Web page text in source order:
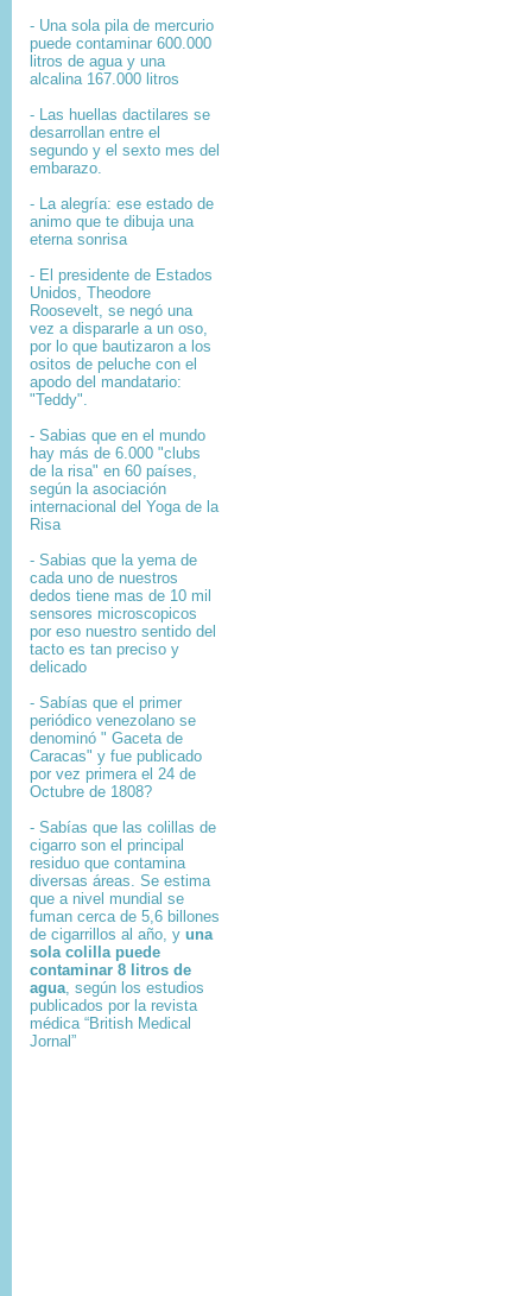
- Una sola pila de mercurio
puede contaminar 600.000
litros de agua y una
alcalina 167.000 litros
- Las huellas dactilares se
desarrollan entre el
segundo y el sexto mes del
embarazo.
- La alegría: ese estado de
animo que te dibuja una
eterna sonrisa
- El presidente de Estados
Unidos, Theodore
Roosevelt, se negó una
vez a dispararle a un oso,
por lo que bautizaron a los
ositos de peluche con el
apodo del mandatario:
"Teddy".
- Sabias que en el mundo
hay más de 6.000 "clubs
de la risa" en 60 países,
según la asociación
internacional del Yoga de la
Risa
- Sabias que la yema de
cada uno de nuestros
dedos tiene mas de 10 mil
sensores microscopicos
por eso nuestro sentido del
tacto es tan preciso y
delicado
- Sabías que el primer
periódico venezolano se
denominó " Gaceta de
Caracas" y fue publicado
por vez primera el 24 de
Octubre de 1808?
- Sabías que l as colillas de
cigarro son el principal
residuo que contamina
diversas áreas. Se estima
que a nivel mundial se
fuman cerca de 5,6 billones
de cigarrillos al año, y una
sola colilla puede
contaminar 8 litros de
agua, según los estudios
publicados por la revista
médica “British Medical
Jornal”